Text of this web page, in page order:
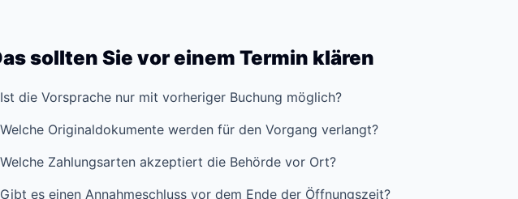
sollten Sie vor einem Termin klären
Ist die Vorsprache nur mit vorheriger Buchung möglich?
Welche Originaldokumente werden für den Vorgang verlangt?
Welche Zahlungsarten akzeptiert die Behörde vor Ort?
Gibt es einen Annahmeschluss vor dem Ende der Öffnungszeit?